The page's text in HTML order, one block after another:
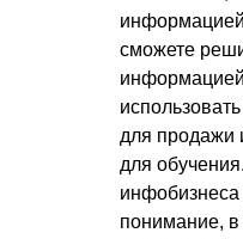
сможете
для продажи
для
понимание,